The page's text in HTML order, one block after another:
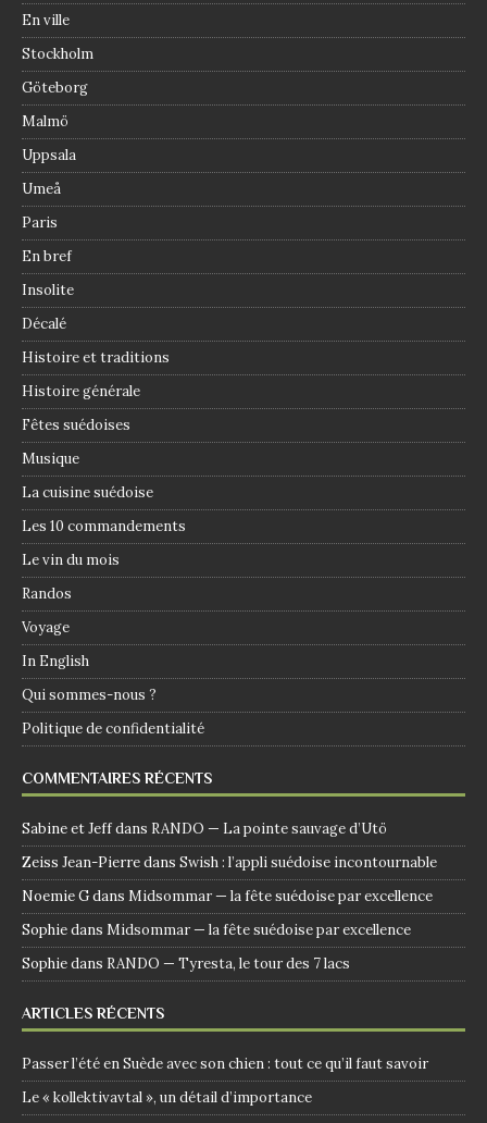
En ville
Stockholm
Göteborg
Malmö
Uppsala
Umeå
Paris
En bref
Insolite
Décalé
Histoire et traditions
Histoire générale
Fêtes suédoises
Musique
La cuisine suédoise
Les 10 commandements
Le vin du mois
Randos
Voyage
In English
Qui sommes-nous ?
Politique de confidentialité
COMMENTAIRES RÉCENTS
Sabine et Jeffdans RANDO — La pointe sauvage d’Utö
Zeiss Jean-Pierredans Swish : l’appli suédoise incontournable
Noemie Gdans Midsommar — la fête suédoise par excellence
Sophiedans Midsommar — la fête suédoise par excellence
Sophiedans RANDO — Tyresta, le tour des 7 lacs
ARTICLES RÉCENTS
Passer l’été en Suède avec son chien : tout ce qu’il faut savoir
Le « kollektivavtal », un détail d’importance